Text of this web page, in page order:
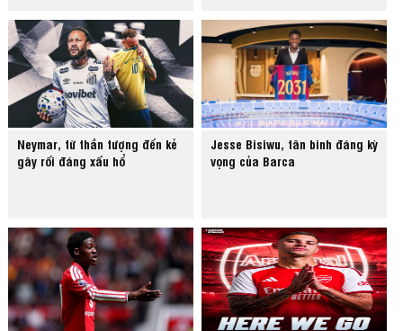
Neymar, từ thần tượng đến kẻ
gây rối đáng xấu hổ
Jesse Bisiwu, tân binh đáng kỳ
vọng của Barca